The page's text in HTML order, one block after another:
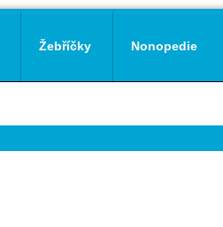
Žebříčky Nonopedie